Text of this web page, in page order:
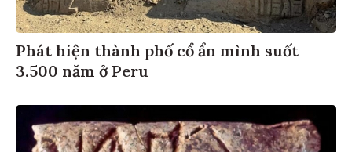
Phát hiện thành phố cổ ẩn mình suốt
3.500 năm ở Peru